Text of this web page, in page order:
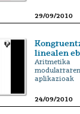
29/09/2010
linealen
Aritmetika
modularraren
aplikazioak
24/09/2010